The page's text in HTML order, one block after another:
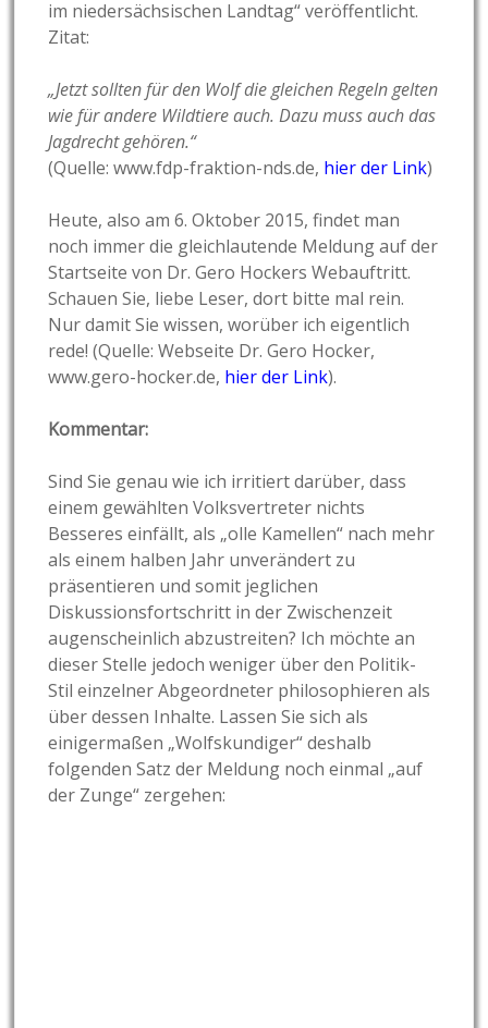
im niedersächsischen Landtag“ veröffentlicht.
Zitat:
„Jetzt sollten für den Wolf die gleichen Regeln gelten
wie für andere Wildtiere auch. Dazu muss auch das
Jagdrecht gehören.“
(Quelle: www.fdp-fraktion-nds.de, hier der Link)
Heute, also am 6. Oktober 2015, findet man
noch immer die gleichlautende Meldung auf der
Startseite von Dr. Gero Hockers Webauftritt.
Schauen Sie, liebe Leser, dort bitte mal rein.
Nur damit Sie wissen, worüber ich eigentlich
rede! (Quelle: Webseite Dr. Gero Hocker,
www.gero-hocker.de, hier der Link).
Kommentar:
Sind Sie genau wie ich irritiert darüber, dass
einem gewählten Volksvertreter nichts
Besseres einfällt, als „olle Kamellen“ nach mehr
als einem halben Jahr unverändert zu
präsentieren und somit jeglichen
Diskussionsfortschritt in der Zwischenzeit
augenscheinlich abzustreiten? Ich möchte an
dieser Stelle jedoch weniger über den Politik-
Stil einzelner Abgeordneter philosophieren als
über dessen Inhalte. Lassen Sie sich als
einigermaßen „Wolfskundiger“ deshalb
folgenden Satz der Meldung noch einmal „auf
der Zunge“ zergehen: